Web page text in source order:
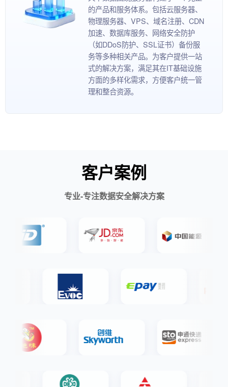
的产品和服务体系。包括云服务器、
物理服务器、VPS、域名注册、CDN
加速、数据库服务、网络安全防护
（如DDoS防护、SSL证书）备份服
务等多种相关产品。为客户提供一站
式的解决方案，满足其在IT基础设施
方面的多样化需求，方便客户统一管
理和整合资源。
客户案例
专业-专注数据安全解决方案